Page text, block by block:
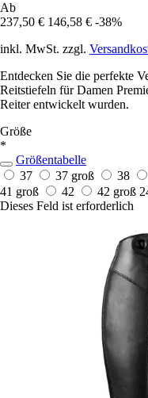
Ab
237,50 € 146,58 € -38%
inkl. MwSt. zzgl.
Entdecken Sie die perfekte
Reitstiefeln für Damen
Reiter entwickelt wurden.
Größe
*
Größentabelle
37
37 groß 38
41 groß
42 42 groß
Dieses Feld ist erforderlich